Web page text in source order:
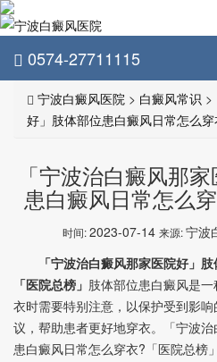
0574-27711115
宁波白癜风医院 > 白癜风常识 >
好」肢体部位患白癜风日常怎么穿
「宁波治白癜风那
患白癜风日常怎么
时间:2023-07-14 来源:宁波
「宁波治白癜风那家医院好」
「医院总榜」 肢体部位患白癜风是
衣时需要特别注意，以保护受到影
议，帮助患者更好地穿衣。「宁波
患白癜风日常怎么穿衣?「医院总榜」